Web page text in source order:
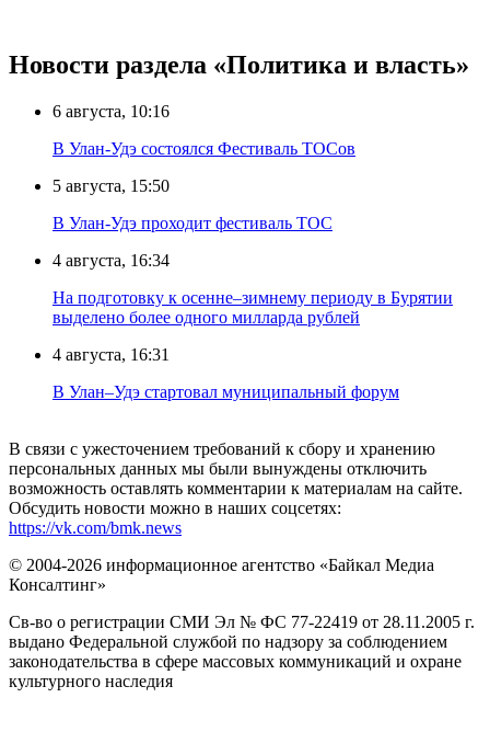
Новости раздела «Политика и власть»
6 августа, 10:16
В Улан-Удэ состоялся Фестиваль ТОСов
5 августа, 15:50
В Улан-Удэ проходит фестиваль ТОС
4 августа, 16:34
На подготовку к осенне–зимнему периоду в Бурятии
выделено более одного милларда рублей
4 августа, 16:31
В Улан–Удэ стартовал муниципальный форум
В связи с ужесточением требований к сбору и хранению
персональных данных мы были вынуждены отключить
возможность оставлять комментарии к материалам на сайте.
Обсудить новости можно в наших соцсетях:
https://vk.com/bmk.news
© 2004-2026 информационное агентство «Байкал Медиа
Консалтинг»
Св-во о регистрации СМИ Эл № ФС 77-22419 от 28.11.2005 г.
выдано Федеральной службой по надзору за соблюдением
законодательства в сфере массовых коммуникаций и охране
культурного наследия